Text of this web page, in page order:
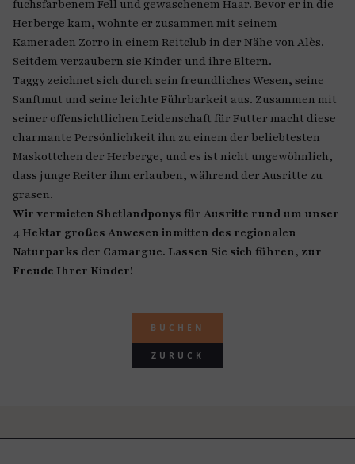
fuchsfarbenem Fell und gewaschenem Haar. Bevor er in die
Herberge kam, wohnte er zusammen mit seinem
Kameraden Zorro in einem Reitclub in der Nähe von Alès.
Seitdem verzaubern sie Kinder und ihre Eltern.
Taggy zeichnet sich durch sein freundliches Wesen, seine
Sanftmut und seine leichte Führbarkeit aus. Zusammen mit
seiner offensichtlichen Leidenschaft für Futter macht diese
charmante Persönlichkeit ihn zu einem der beliebtesten
Maskottchen der Herberge, und es ist nicht ungewöhnlich,
dass junge Reiter ihm erlauben, während der Ausritte zu
grasen.
Wir vermieten Shetlandponys für Ausritte rund um unser
4 Hektar großes Anwesen inmitten des regionalen
Naturparks der Camargue. Lassen Sie sich führen, zur
Freude Ihrer Kinder!
BUCHEN
ZURÜCK